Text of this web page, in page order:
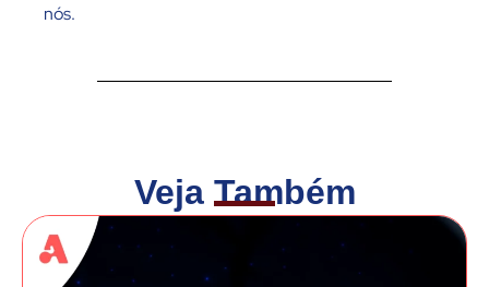
nós.
Veja Também